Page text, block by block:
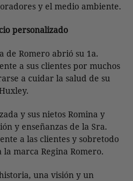
y el medio ambiente.
personalizado
de Romero abrió su 1a.
a sus clientes por muchos
a cuidar la salud de su
y sus nietos Romina y
y enseñanzas de la Sra.
a las clientes y sobretodo
marca Regina Romero.
una visión y un